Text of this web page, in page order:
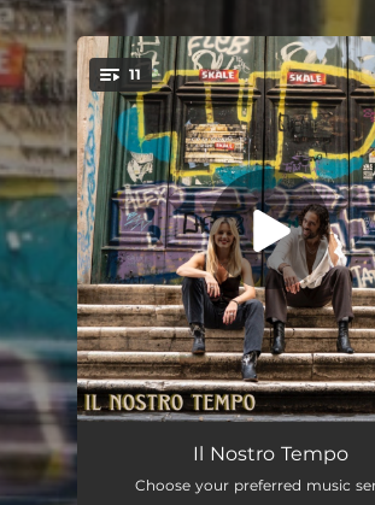
You're all set!
11
Solo Noi
Il Nostro Tempo
Choose your preferred music
.